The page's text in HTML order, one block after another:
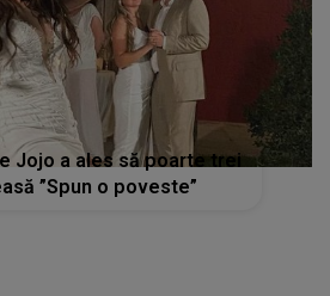
Jojo a ales să poarte trei
”Spun o poveste”